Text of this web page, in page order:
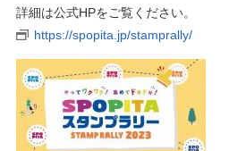
詳細は公式HPをご覧ください。
https://spopita.jp/stamprally/